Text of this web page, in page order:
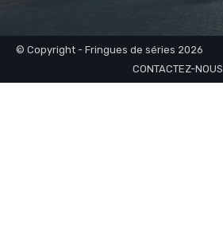
© Copyright - Fringues de séries 2026
CONTACTEZ-NOUS